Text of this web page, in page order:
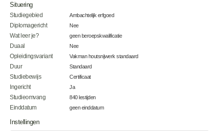
Situering
Studiegebied
Ambachtelijk erfgoed
Diplomagericht
Nee
Wat leer je?
geen beroepskwalificatie
Duaal
Nee
Opleidingsvariant
Vakman houtsnijwerk standaard
Duur
Standaard
Studiebewijs
Certificaat
Ingericht
Ja
Studieomvang
840 lestijden
Einddatum
geen einddatum
Instellingen